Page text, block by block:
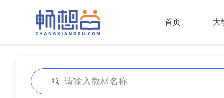
首页 大